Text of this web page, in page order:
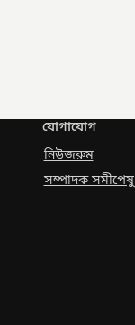
যোগাযোগ
নিউজরুম
সম্পাদক সমীপেষু